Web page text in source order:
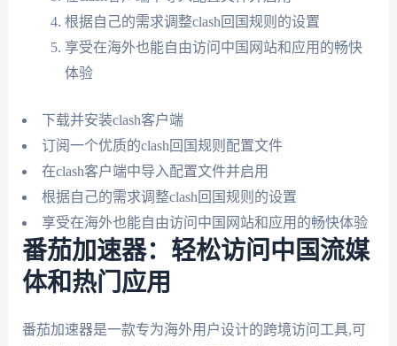
根据自己的需求调整clash回国规则的设置
享受在海外也能自由访问中国网站和应用的畅快
体验
下载并安装clash客户端
订阅一个优质的clash回国规则配置文件
在clash客户端中导入配置文件并启用
根据自己的需求调整clash回国规则的设置
享受在海外也能自由访问中国网站和应用的畅快体验
番茄加速器：轻松访问中国流媒
体和热门应用
番茄加速器是一款专为海外用户设计的跨境访问工具,可